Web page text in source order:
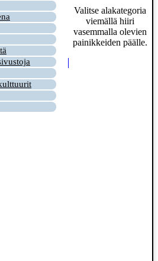
Valitse alakategoria
viemällä hiiri
vasemmalla olevien
painikkeiden päälle.